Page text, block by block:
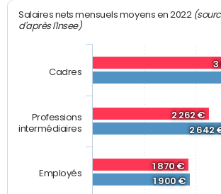
Salaires nets mensuels moyens en 2022
d'après l'Insee)
3
2 262 €
1 870 €
2 642
1 900 €
Cadres
Professions
intermédiaires
Employés